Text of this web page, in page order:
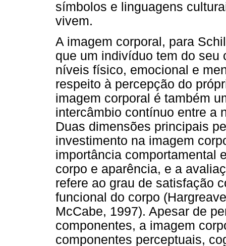
símbolos e linguagens
vivem.
A imagem corporal, para
que um indivíduo tem do seu
níveis físico, emocional e
respeito à percepção do
imagem corporal é também
intercâmbio contínuo entre a
Duas dimensões principais
investimento na imagem
importância comportamental
corpo e aparência, e a
refere ao grau de satisfação
funcional do corpo
McCabe, 1997). Apesar de
componentes, a imagem
componentes perceptuais,